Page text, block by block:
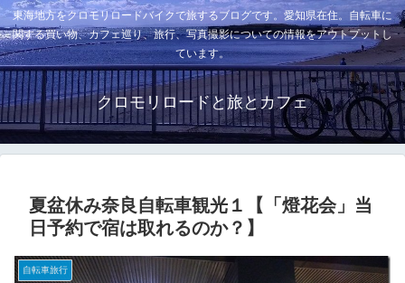
東海地方をクロモリロードバイクで旅するブログです。愛知県在住。自転車に
関する買い物、カフェ巡り、旅行、写真撮影についての情報をアウトプットし
ています。
クロモリロードと旅とカフェ
夏盆休み奈良自転車観光１【「燈花会」当
日予約で宿は取れるのか？】
自転車旅行